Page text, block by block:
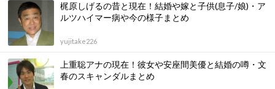
梶原しげるの昔と現在！結婚や嫁と子供(息子/娘)・ア
ルツハイマー病や今の様子まとめ
yujitake226
上重聡アナの現在！彼女や安座間美優と結婚の噂・文
春のスキャンダルまとめ